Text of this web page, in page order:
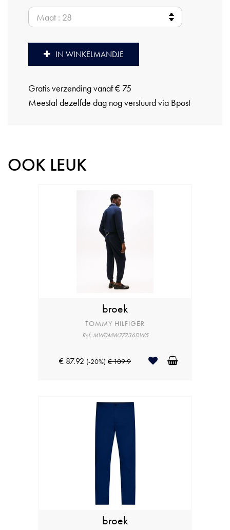
IN WINKELMANDJE
Gratis verzending vanaf € 75
Meestal dezelfde dag nog verstuurd via Bpost
OOK LEUK
broek
TOMMY HILFIGER
Ref: MW0MW37236DW5
€ 87.92 (-20%) € 109.9
broek